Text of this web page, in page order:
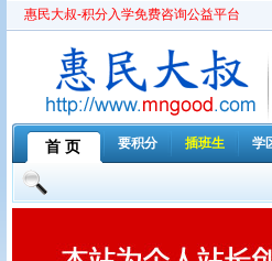
惠民大叔-积分入学免费咨询公益平台
首 页 要积分 插班生 学